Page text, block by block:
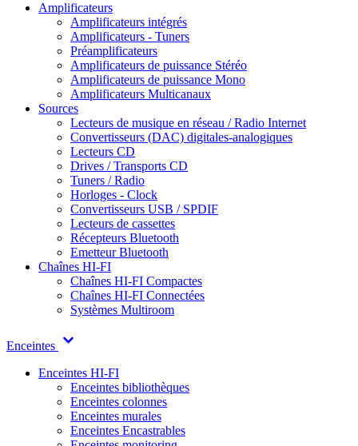
Amplificateurs
Amplificateurs intégrés
Amplificateurs - Tuners
Préamplificateurs
Amplificateurs de puissance Stéréo
Amplificateurs de puissance Mono
Amplificateurs Multicanaux
Sources
Lecteurs de musique en réseau / Radio Internet
Convertisseurs (DAC) digitales-analogiques
Lecteurs CD
Drives / Transports CD
Tuners / Radio
Horloges - Clock
Convertisseurs USB / SPDIF
Lecteurs de cassettes
Récepteurs Bluetooth
Emetteur Bluetooth
Chaînes HI-FI
Chaînes HI-FI Compactes
Chaînes HI-FI Connectées
Systèmes Multiroom
Enceintes
Enceintes HI-FI
Enceintes bibliothèques
Enceintes colonnes
Enceintes murales
Enceintes Encastrables